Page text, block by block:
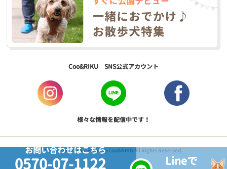
お問い合わせはこちら
0570-07-1122 Lineで
Coo&RIKU SNS公式アカウント
様々な情報を配信中です！
Copyright © 2017 PetShop Coo&RIKU All Rights Reserved.